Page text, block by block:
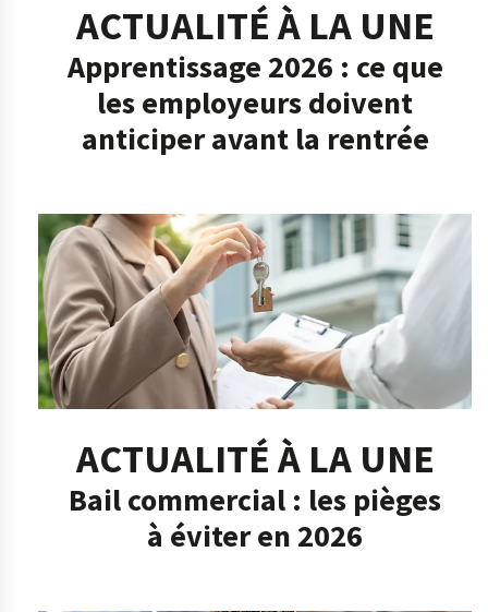
ACTUALITÉ À LA UNE
Apprentissage 2026 : ce que
les employeurs doivent
anticiper avant la rentrée
ACTUALITÉ À LA UNE
Bail commercial : les pièges
à éviter en 2026